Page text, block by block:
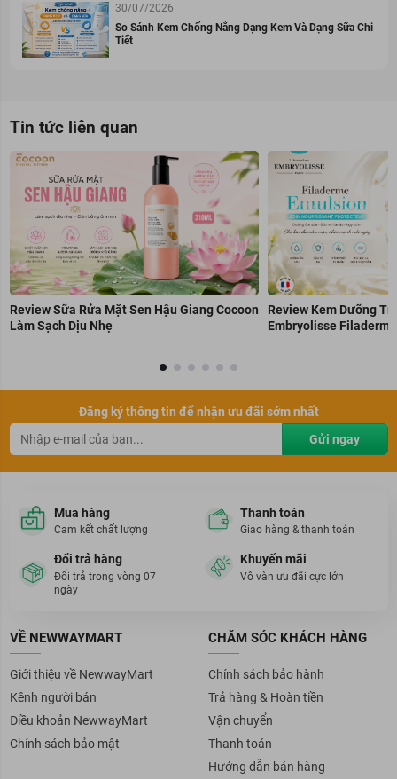
30/07/2026
So Sánh Kem Chống Nắng Dạng Kem Và Dạng Sữa Chi
Tiết
Tin tức liên quan
Review Sữa Rửa Mặt Sen Hậu Giang Cocoon
Làm Sạch Dịu Nhẹ
Review Kem Dưỡng
Embryolisse Filaderme
Đăng ký thông tin để nhận ưu đãi sớm nhất
Gửi ngay
Mua hàng
Cam kết chất lượng
Thanh toán
Giao hàng & thanh toán
Đổi trả hàng
Đổi trả trong vòng 07
ngày
Khuyến mãi
Vô vàn ưu đãi cực lớn
VỀ NEWWAYMART
Giới thiệu về NewwayMart
Kênh người bán
Điều khoản NewwayMart
Chính sách bảo mật
CHĂM SÓC KHÁCH HÀNG
Chính sách bảo hành
Trả hàng & Hoàn tiền
Vận chuyển
Thanh toán
Hướng dẫn bán hàng